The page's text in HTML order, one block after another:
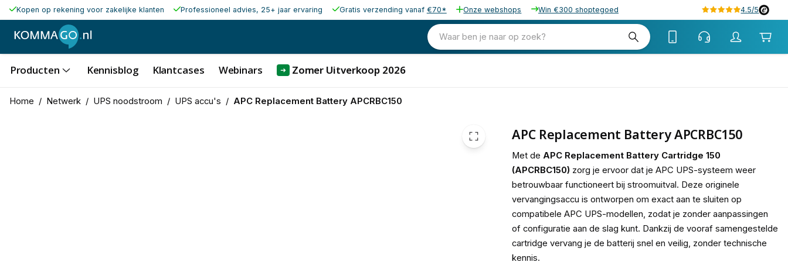
Kopen op rekening voor zakelijke klanten Professioneel advies, 25+ jaar ervaring Gratis verzending vanaf €70* Onze webshops Win €300 shoptegoed 4.5/5
Waar ben je naar op zoek?
Producten Kennisblog Klantcases Webinars ➜ Zomer Uitverkoop 2026
Home / Netwerk / UPS noodstroom / UPS accu's / APC Replacement Battery APCRBC150
APC Replacement Battery APCRBC150
Met de APC Replacement Battery Cartridge 150
(APCRBC150) zorg je ervoor dat je APC UPS-systeem weer
betrouwbaar functioneert bij stroomuitval. Deze originele
vervangingsaccu is ontworpen om exact aan te sluiten op
compatibele APC UPS-modellen, zodat je zonder aanpassingen
of configuratie aan de slag kunt. Dankzij de vooraf samengestelde
cartridge vervang je de batterij snel en veilig, zonder technische
kennis.
422,95 excl. btw
511,77 incl. btw